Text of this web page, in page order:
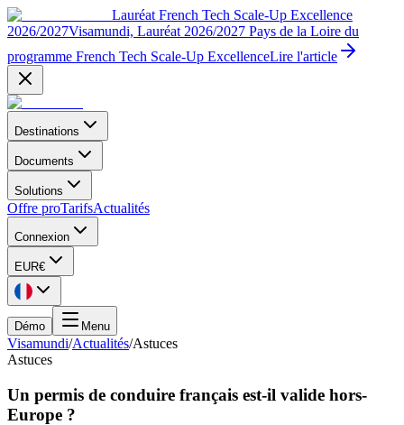
Lauréat French Tech Scale-Up Excellence
2026/2027Visamundi, Lauréat 2026/2027 Pays de la Loire du
programme French Tech Scale-Up ExcellenceLire l'article
Destinations
Documents
Solutions
Offre proTarifsActualités
Connexion
EUR€
Démo Menu
Visamundi/Actualités/Astuces
Astuces
Un permis de conduire français est-il valide hors-
Europe ?